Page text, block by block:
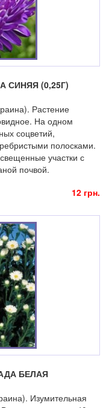
СИНЯЯ (0,25Г)
Растение
На одном
соцветий,
полосками.
участки с
почвой.
12 грн.
БЕЛАЯ
Изумительная